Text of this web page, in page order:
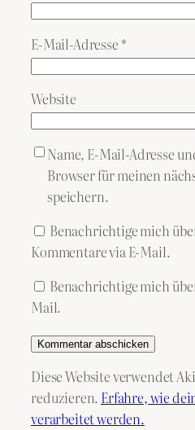
E-Mail-Adresse *
Website
Name, E-Mail-Adresse
Browser für meinen
speichern.
Benachrichtige mich
Kommentare via E-Mail.
Benachrichtige mich
Mail.
Diese Website verwendet
reduzieren. Erfahre, wie
verarbeitet werden.